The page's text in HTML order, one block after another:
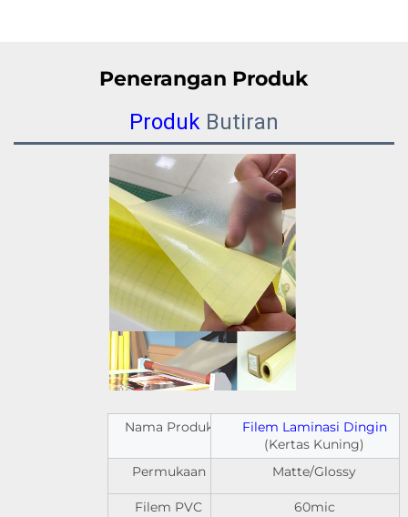
Penerangan Produk
Produk Butiran
Nama Produk
Filem Laminasi Dingin
(Kertas Kuning)
Permukaan
Matte/Glossy
Filem PVC 60mic